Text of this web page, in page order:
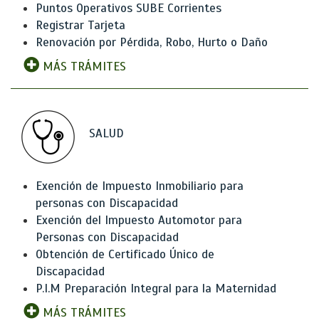
Puntos Operativos SUBE Corrientes
Registrar Tarjeta
Renovación por Pérdida, Robo, Hurto o Daño
MÁS TRÁMITES
SALUD
Exención de Impuesto Inmobiliario para
personas con Discapacidad
Exención del Impuesto Automotor para
Personas con Discapacidad
Obtención de Certificado Único de
Discapacidad
P.I.M Preparación Integral para la Maternidad
MÁS TRÁMITES